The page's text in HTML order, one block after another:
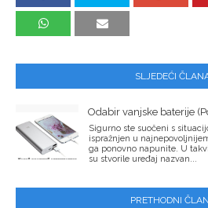
SLJEDEĆI
Odabir vanjske baterije
Sigurno ste suočeni s
ispražnjen u
ga ponovno napunite. U
su stvorile uređaj nazvan...
PRETHODNI